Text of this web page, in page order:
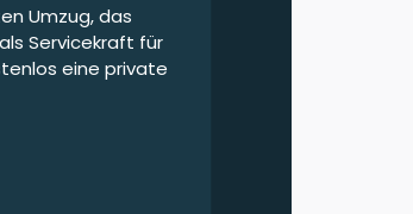
Umzug, das
Servicekraft für
eine private